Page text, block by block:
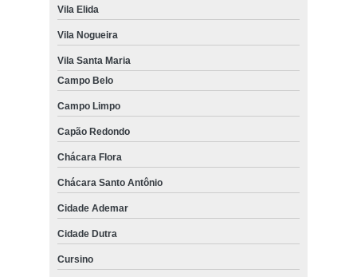
Vila Elida
Vila Nogueira
Vila Santa Maria
Campo Belo
Campo Limpo
Capão Redondo
Chácara Flora
Chácara Santo Antônio
Cidade Ademar
Cidade Dutra
Cursino